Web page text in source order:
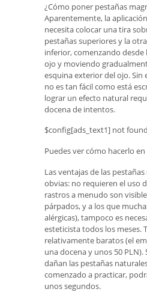
¿Cómo poner pestañas
Aparentemente, la
necesita colocar una tira
pestañas superiores y la
inferior, comenzando
ojo y moviendo
esquina exterior del ojo. Sin
no es tan fácil como está
lograr un efecto natural
docena de intentos.
$config[ads_text1] not found
Puedes ver cómo hacerlo
Las ventajas de las
obvias: no requieren el uso
rastros a menudo son
párpados, y a los que
alérgicas), tampoco es
esteticista todos los meses.
relativamente baratos (el
una docena y unos 50
dañan las pestañas
comenzado a practicar,
unos segundos.